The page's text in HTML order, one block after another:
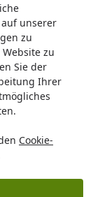
unserer
zu
zu
Sie der
Ihrer
Cookie-
& Pool-
bei mein-
lassen.